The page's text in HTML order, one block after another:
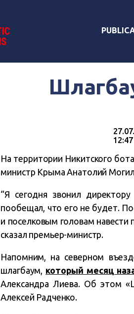
12:47
На территории Никитского
министр Крыма Анатолий
“Я сегодня звонил
пообещал, что его не будет.
и поселковым головам навести
сказал премьер-министр.
Напомним, на северном
шлагбаум, который месяц
Александра Лиева. Об этом
Алексей Радченко.